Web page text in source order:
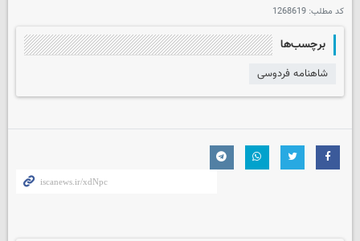
کد مطلب: 1268619
برچسب‌ها
شاهنامه فردوسی